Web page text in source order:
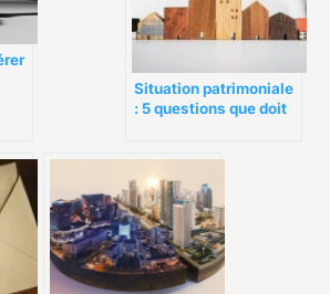
Situation patrimoniale
: 5 questions que doit